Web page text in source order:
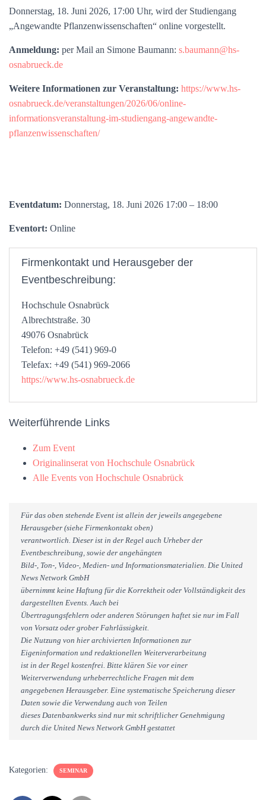
Donnerstag, 18. Juni 2026, 17:00 Uhr, wird der Studiengang
„Angewandte Pflanzenwissenschaften“ online vorgestellt.
Anmeldung: per Mail an Simone Baumann: s.baumann@hs-
osnabrueck.de
Weitere Informationen zur Veranstaltung: https://www.hs-
osnabrueck.de/veranstaltungen/2026/06/online-
informationsveranstaltung-im-studiengang-angewandte-
pflanzenwissenschaften/
Eventdatum: Donnerstag, 18. Juni 2026 17:00 – 18:00
Eventort: Online
Firmenkontakt und Herausgeber der
Eventbeschreibung:
Hochschule Osnabrück
Albrechtstraße. 30
49076 Osnabrück
Telefon: +49 (541) 969-0
Telefax: +49 (541) 969-2066
https://www.hs-osnabrueck.de
Weiterführende Links
Zum Event
Originalinserat von Hochschule Osnabrück
Alle Events von Hochschule Osnabrück
Für das oben stehende Event ist allein der jeweils angegebene
Herausgeber (siehe Firmenkontakt oben)
verantwortlich. Dieser ist in der Regel auch Urheber der
Eventbeschreibung, sowie der angehängten
Bild-, Ton-, Video-, Medien- und Informationsmaterialien. Die United
News Network GmbH
übernimmt keine Haftung für die Korrektheit oder Vollständigkeit des
dargestellten Events. Auch bei
Übertragungsfehlern oder anderen Störungen haftet sie nur im Fall
von Vorsatz oder grober Fahrlässigkeit.
Die Nutzung von hier archivierten Informationen zur
Eigeninformation und redaktionellen Weiterverarbeitung
ist in der Regel kostenfrei. Bitte klären Sie vor einer
Weiterverwendung urheberrechtliche Fragen mit dem
angegebenen Herausgeber. Eine systematische Speicherung dieser
Daten sowie die Verwendung auch von Teilen
dieses Datenbankwerks sind nur mit schriftlicher Genehmigung
durch die United News Network GmbH gestattet
Kategorien: SEMINAR